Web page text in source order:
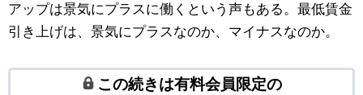
アップは景気にプラスに働くという声もある。最低賃金
引き上げは、景気にプラスなのか、マイナスなのか。
この続きは有料会員限定の